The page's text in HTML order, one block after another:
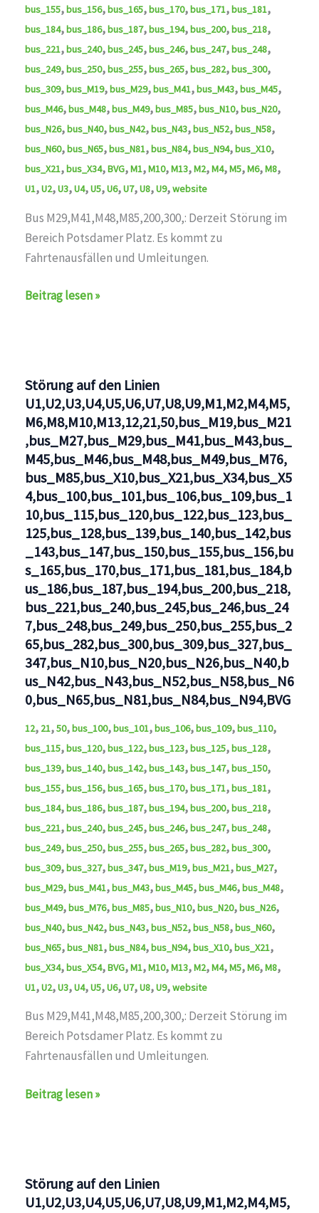
bus_155,bus_156,bus_165,bus_170,bus_171,bus_181,
bus_184,bus_186,bus_187,bus_194,bus_200,bus_218,
bus_221,bus_240,bus_245,bus_246,bus_247,bus_248,
bus_249,bus_250,bus_255,bus_265,bus_282,bus_300,
bus_309,bus_M19,bus_M29,bus_M41,bus_M43,bus_M45,
bus_M46,bus_M48,bus_M49,bus_M85,bus_N10,bus_N20,
bus_N26,bus_N40,bus_N42,bus_N43,bus_N52,bus_N58,
bus_N60,bus_N65,bus_N81,bus_N84,bus_N94,bus_X10,
bus_X21,bus_X34,BVG,M1,M10,M13,M2,M4,M5,M6,M8,
U1,U2,U3,U4,U5,U6,U7,U8,U9,website
Bus M29,M41,M48,M85,200,300,: Derzeit Störung im
Bereich Potsdamer Platz. Es kommt zu
Fahrtenausfällen und Umleitungen.
Störung
Beitrag lesen »
Störung auf den Linien
U1,U2,U3,U4,U5,U6,U7,U8,U9,M1,M2,M4,M5,
M6,M8,M10,M13,12,21,50,bus_M19,bus_M21
,bus_M27,bus_M29,bus_M41,bus_M43,bus_
M45,bus_M46,bus_M48,bus_M49,bus_M76,
bus_M85,bus_X10,bus_X21,bus_X34,bus_X5
4,bus_100,bus_101,bus_106,bus_109,bus_1
10,bus_115,bus_120,bus_122,bus_123,bus_
125,bus_128,bus_139,bus_140,bus_142,bus
_143,bus_147,bus_150,bus_155,bus_156,bu
s_165,bus_170,bus_171,bus_181,bus_184,b
us_186,bus_187,bus_194,bus_200,bus_218,
bus_221,bus_240,bus_245,bus_246,bus_24
7,bus_248,bus_249,bus_250,bus_255,bus_2
65,bus_282,bus_300,bus_309,bus_327,bus_
347,bus_N10,bus_N20,bus_N26,bus_N40,b
us_N42,bus_N43,bus_N52,bus_N58,bus_N6
0,bus_N65,bus_N81,bus_N84,bus_N94,BVG
12, 21,50,bus_100,bus_101,bus_106,bus_109,bus_110,
bus_115,bus_120,bus_122,bus_123,bus_125,bus_128,
bus_139,bus_140,bus_142,bus_143,bus_147,bus_150,
bus_155,bus_156,bus_165,bus_170,bus_171,bus_181,
bus_184,bus_186,bus_187,bus_194,bus_200,bus_218,
bus_221,bus_240,bus_245,bus_246,bus_247,bus_248,
bus_249,bus_250,bus_255,bus_265,bus_282,bus_300,
bus_309,bus_327,bus_347,bus_M19,bus_M21,bus_M27,
bus_M29,bus_M41,bus_M43,bus_M45,bus_M46,bus_M48,
bus_M49,bus_M76,bus_M85,bus_N10,bus_N20,bus_N26,
bus_N40,bus_N42,bus_N43,bus_N52,bus_N58,bus_N60,
bus_N65,bus_N81,bus_N84,bus_N94,bus_X10,bus_X21,
bus_X34,bus_X54,BVG,M1,M10,M13,M2,M4,M5,M6,M8,
U1,U2,U3,U4,U5,U6,U7,U8,U9,website
Bus M29,M41,M48,M85,200,300,: Derzeit Störung im
Bereich Potsdamer Platz. Es kommt zu
Fahrtenausfällen und Umleitungen.
Störung
Beitrag lesen »
Störung auf den Linien
U1,U2,U3,U4,U5,U6,U7,U8,U9,M1,M2,M4,M5,